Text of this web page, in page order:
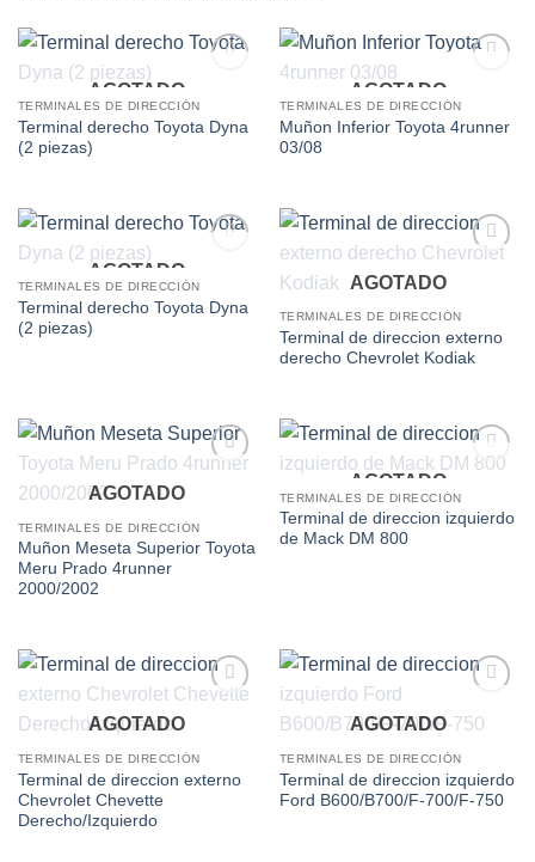
wishlist
AGOTADO
TERMINALES DE DIRECCIÓN
Terminal derecho Toyota Dyna
(2 piezas)
wishlist
AGOTADO
TERMINALES DE DIRECCIÓN
Muñon Inferior Toyota 4runner
03/08
wishlist
AGOTADO
TERMINALES DE DIRECCIÓN
Terminal derecho Toyota Dyna
(2 piezas)
AGOTADO
TERMINALES DE DIRECCIÓN
Terminal de direccion externo
derecho Chevrolet Kodiak
AGOTADO
TERMINALES DE DIRECCIÓN
Muñon Meseta Superior Toyota
Meru Prado 4runner
2000/2002
wishlist
AGOTADO
TERMINALES DE DIRECCIÓN
Terminal de direccion izquierdo
de Mack DM 800
AGOTADO
TERMINALES DE DIRECCIÓN
Terminal de direccion externo
Chevrolet Chevette
Derecho/Izquierdo
wishlist
AGOTADO
TERMINALES DE DIRECCIÓN
Terminal de direccion izquierdo
Ford B600/B700/F-700/F-750